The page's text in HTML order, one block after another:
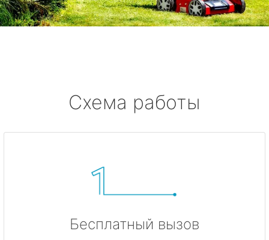
Схема работы
Бесплатный вызов